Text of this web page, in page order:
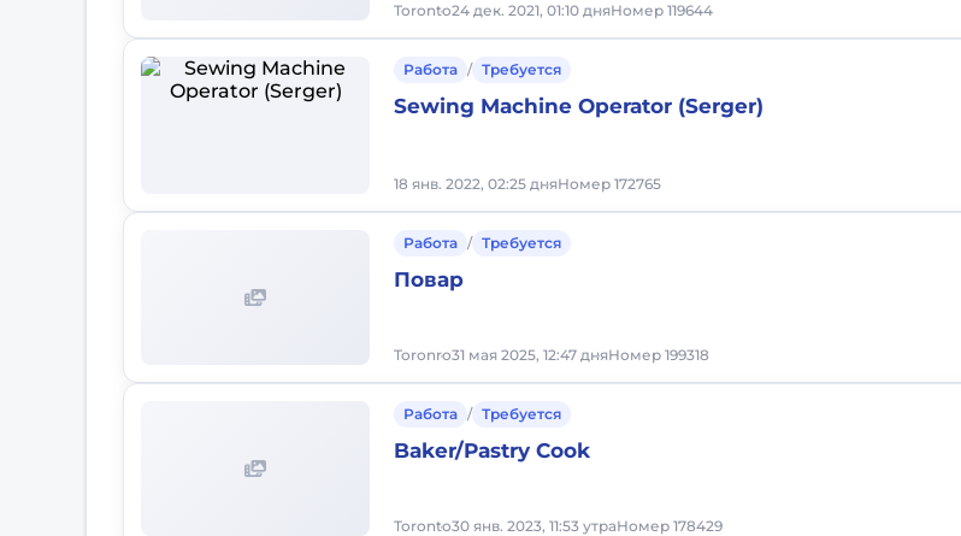
Toronto24 дек. 2021, 01:10 дняНомер 119644
Работа / Требуется
Sewing Machine Operator (Serger)
18 янв. 2022, 02:25 дняНомер 172765
Работа / Требуется
Повар
Toronro31 мая 2025, 12:47 дняНомер 199318
Работа / Требуется
Baker/Pastry Cook
Toronto30 янв. 2023, 11:53 утраНомер 178429